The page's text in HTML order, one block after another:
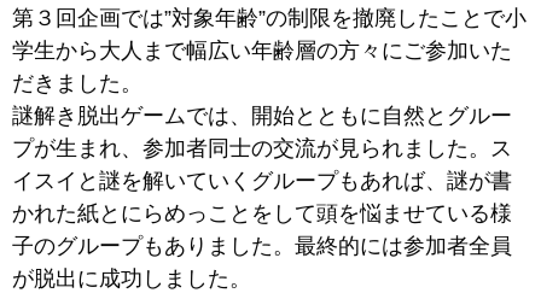
第３回企画では”対象年齢”の制限を撤廃したことで小
学生から大人まで幅広い年齢層の方々にご参加いた
だきました。
謎解き脱出ゲームでは、開始とともに自然とグルー
プが生まれ、参加者同士の交流が見られました。ス
イスイと謎を解いていくグループもあれば、謎が書
かれた紙とにらめっことをして頭を悩ませている様
子のグループもありました。最終的には参加者全員
が脱出に成功しました。